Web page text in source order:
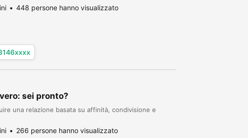
448 persone hanno visualizzato
sei pronto?
una relazione basata su affinità, condivisione e
266 persone hanno visualizzato